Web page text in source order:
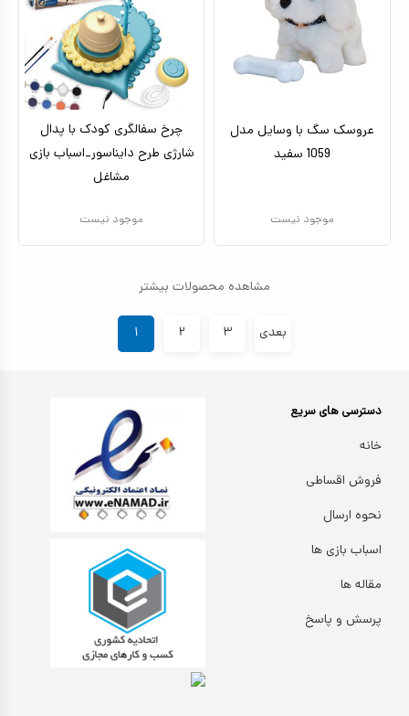
عروسک سگ با وسایل مدل
1059 سفید
موجود نیست
چرخ سفالگری کودک با پدال
شارژی طرح دایناسور_اسباب بازی
مشاغل
موجود نیست
مشاهده محصولات بیشتر
۱ ۲ ۳ بعدی
دسترسی های سریع
خانه
فروش اقساطی
نحوه ارسال
اسباب بازی ها
مقاله ها
پرسش و پاسخ